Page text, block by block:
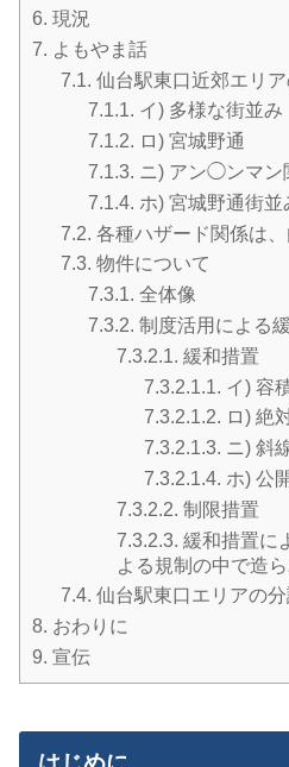
6. 現況
7. よもやま話
7.1. 仙台駅東口近郊エリ
7.1.1. イ) 多様な街並み
7.1.2. ロ) 宮城野通
7.1.3. ニ) アン◯ンマン
7.1.4. ホ) 宮城野通街
7.2. 各種ハザード関係は
7.3. 物件について
7.3.1. 全体像
7.3.2. 制度活用による
7.3.2.1. 緩和措置
7.3.2.1.1. イ) 容
7.3.2.1.2. ロ) 絶
7.3.2.1.3. ニ) 斜
7.3.2.1.4. ホ) 公
7.3.2.2. 制限措置
7.3.2.3. 緩和措置に
よる規制の中で造
7.4. 仙台駅東口エリアの
8. おわりに
9. 宣伝